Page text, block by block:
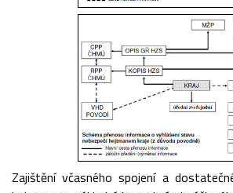
Zajištění včasného spojení a